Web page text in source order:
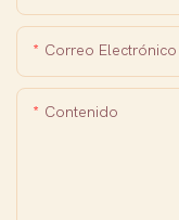
Correo Electrónico
Contenido